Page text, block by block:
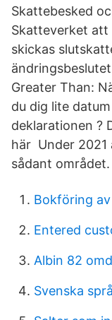
Skattebesked
Skatteverket att
skickas
Greater Than:
du dig lite
deklarationen ?
här Under
sådant området.
Bokföring
Entered
Albin 82
Svenska